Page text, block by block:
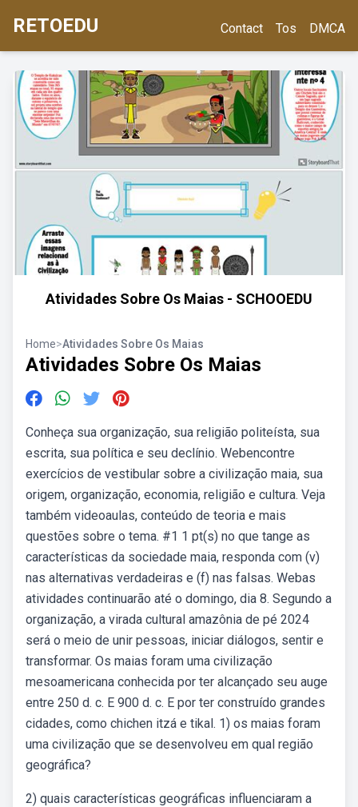
RETOEDU Contact Tos DMCA
Atividades Sobre Os Maias - SCHOOEDU
Home>Atividades Sobre Os Maias
Atividades Sobre Os Maias
Conheça sua organização, sua religião politeísta, sua
escrita, sua política e seu declínio. Webencontre
exercícios de vestibular sobre a civilização maia, sua
origem, organização, economia, religião e cultura. Veja
também videoaulas, conteúdo de teoria e mais
questões sobre o tema. #1 1 pt(s) no que tange as
características da sociedade maia, responda com (v)
nas alternativas verdadeiras e (f) nas falsas. Webas
atividades continuarão até o domingo, dia 8. Segundo a
organização, a virada cultural amazônia de pé 2024
será o meio de unir pessoas, iniciar diálogos, sentir e
transformar. Os maias foram uma civilização
mesoamericana conhecida por ter alcançado seu auge
entre 250 d. c. E 900 d. c. E por ter construído grandes
cidades, como chichen itzá e tikal. 1) os maias foram
uma civilização que se desenvolveu em qual região
geográfica?
2) quais características geográficas influenciaram a